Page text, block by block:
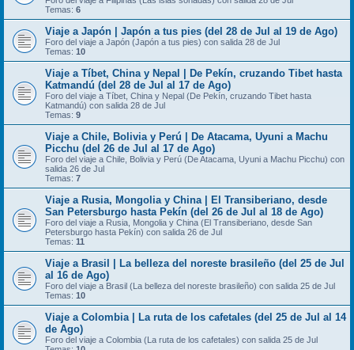
Temas: 6
Viaje a Japón | Japón a tus pies (del 28 de Jul al 19 de Ago)
Foro del viaje a Japón (Japón a tus pies) con salida 28 de Jul
Temas: 10
Viaje a Tíbet, China y Nepal | De Pekín, cruzando Tibet hasta
Katmandú (del 28 de Jul al 17 de Ago)
Foro del viaje a Tíbet, China y Nepal (De Pekín, cruzando Tibet hasta
Katmandú) con salida 28 de Jul
Temas: 9
Viaje a Chile, Bolivia y Perú | De Atacama, Uyuni a Machu
Picchu (del 26 de Jul al 17 de Ago)
Foro del viaje a Chile, Bolivia y Perú (De Atacama, Uyuni a Machu Picchu) con
salida 26 de Jul
Temas: 7
Viaje a Rusia, Mongolia y China | El Transiberiano, desde
San Petersburgo hasta Pekín (del 26 de Jul al 18 de Ago)
Foro del viaje a Rusia, Mongolia y China (El Transiberiano, desde San
Petersburgo hasta Pekín) con salida 26 de Jul
Temas: 11
Viaje a Brasil | La belleza del noreste brasileño (del 25 de Jul
al 16 de Ago)
Foro del viaje a Brasil (La belleza del noreste brasileño) con salida 25 de Jul
Temas: 10
Viaje a Colombia | La ruta de los cafetales (del 25 de Jul al 14
de Ago)
Foro del viaje a Colombia (La ruta de los cafetales) con salida 25 de Jul